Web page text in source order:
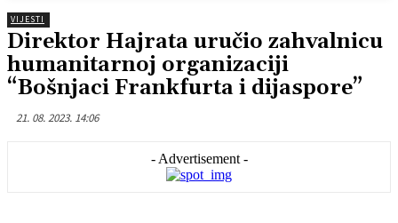
VIJESTI
Direktor Hajrata uručio zahvalnicu
humanitarnoj organizaciji
“Bošnjaci Frankfurta i dijaspore”
21. 08. 2023. 14:06
- Advertisement -